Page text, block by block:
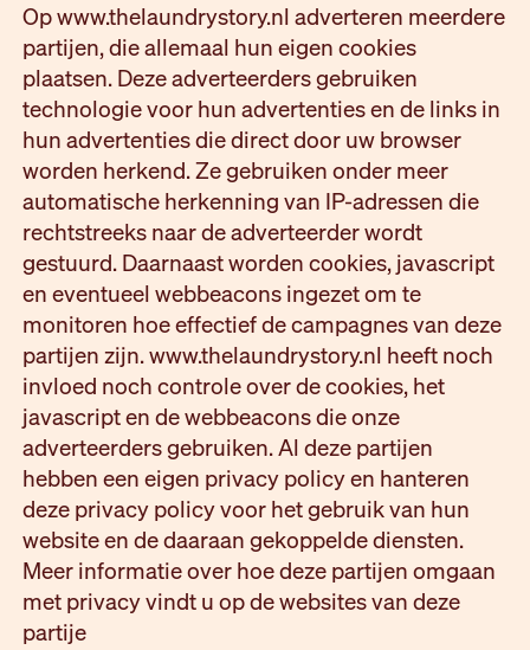
Op www.thelaundrystory.nl adverteren meerdere
partijen, die allemaal hun eigen cookies
plaatsen. Deze adverteerders gebruiken
technologie voor hun advertenties en de links in
hun advertenties die direct door uw browser
worden herkend. Ze gebruiken onder meer
automatische herkenning van IP-adressen die
rechtstreeks naar de adverteerder wordt
gestuurd. Daarnaast worden cookies, javascript
en eventueel webbeacons ingezet om te
monitoren hoe effectief de campagnes van deze
partijen zijn. www.thelaundrystory.nl heeft noch
invloed noch controle over de cookies, het
javascript en de webbeacons die onze
adverteerders gebruiken. Al deze partijen
hebben een eigen privacy policy en hanteren
deze privacy policy voor het gebruik van hun
website en de daaraan gekoppelde diensten.
Meer informatie over hoe deze partijen omgaan
met privacy vindt u op de websites van deze
partije